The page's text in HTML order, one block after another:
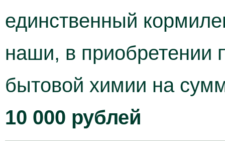
единственный
наши, в приобретении
бытовой химии на
10 000 рублей